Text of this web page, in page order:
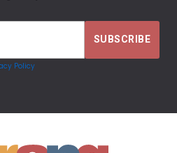
Policy